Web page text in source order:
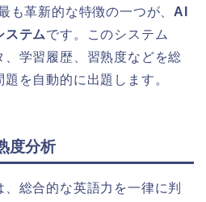
も革新的な特徴の一つが、AI
ステムです。このシステム
学習履歴、習熟度などを総
を自動的に出題します。
度分析
総合的な英語力を一律に判